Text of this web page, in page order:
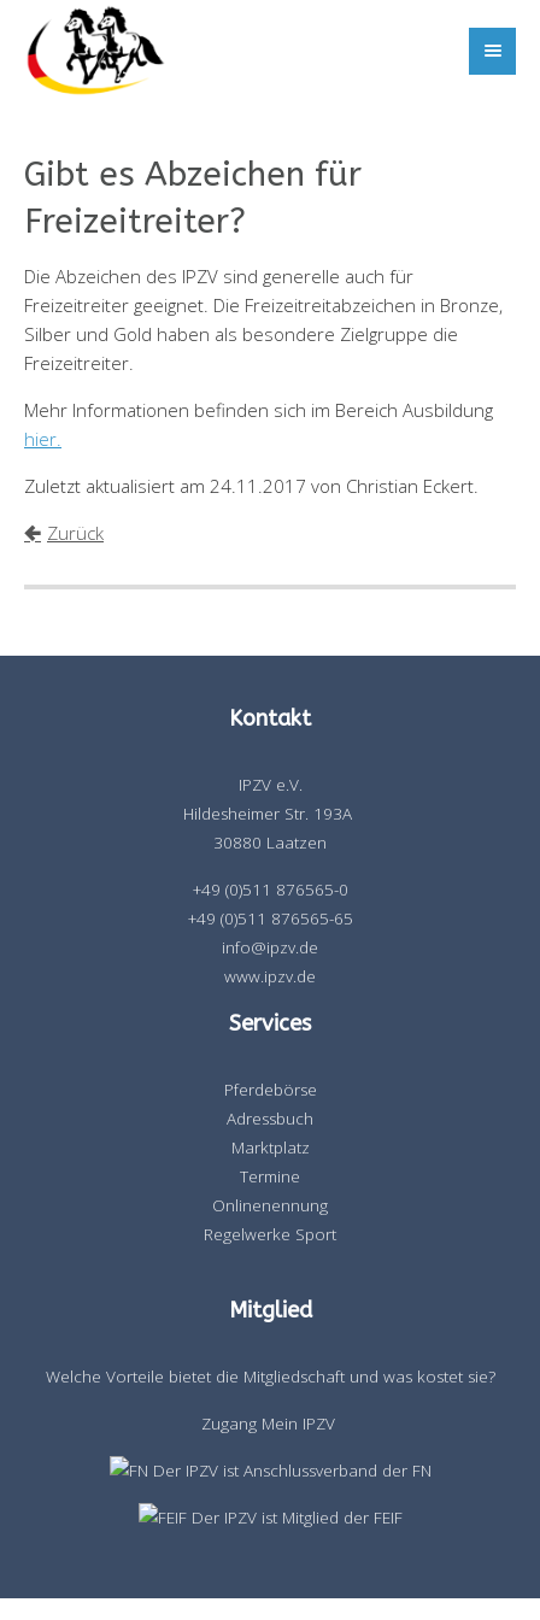
Gibt es Abzeichen für
Freizeitreiter?
Die Abzeichen des IPZV sind generelle auch für
Freizeitreiter geeignet. Die Freizeitreitabzeichen in Bronze,
Silber und Gold haben als besondere Zielgruppe die
Freizeitreiter.
Mehr Informationen befinden sich im Bereich Ausbildung
hier.
Zuletzt aktualisiert am 24.11.2017 von Christian Eckert.
Zurück
Kontakt
IPZV e.V.
Hildesheimer Str. 193A
30880 Laatzen
+49 (0)511 876565-0
+49 (0)511 876565-65
info@ipzv.de
www.ipzv.de
Services
Pferdebörse
Adressbuch
Marktplatz
Termine
Onlinenennung
Regelwerke Sport
Mitglied
Welche Vorteile bietet die Mitgliedschaft und was kostet sie?
Zugang Mein IPZV
Der IPZV ist Anschlussverband der FN
Der IPZV ist Mitglied der FEIF